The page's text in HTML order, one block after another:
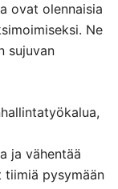
ovat olennaisia
Ne
sujuvan
ja vähentää
pysymään